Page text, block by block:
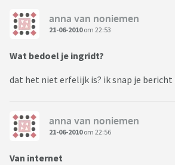
anna van noniemen
21-06-2010om 22:53
Wat bedoel je ingridt?
dat het niet erfelijk is? ik snap je bericht
anna van noniemen
21-06-2010om 22:56
Van internet